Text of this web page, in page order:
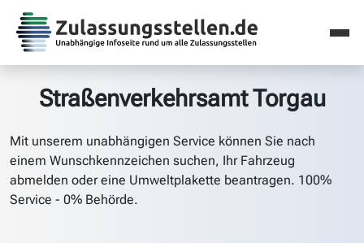
Straßenverkehrsamt Torgau
Mit unserem unabhängigen Service können Sie nach
einem Wunschkennzeichen suchen, Ihr Fahrzeug
abmelden oder eine Umweltplakette beantragen. 100%
Service - 0% Behörde.